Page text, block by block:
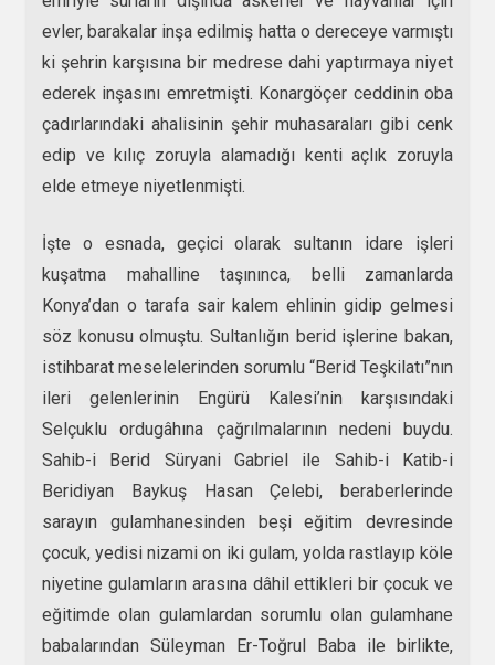
evler, barakalar inşa edilmiş hatta o dereceye varmıştı
ki şehrin karşısına bir medrese dahi yaptırmaya niyet
ederek inşasını emretmişti. Konargöçer ceddinin oba
çadırlarındaki ahalisinin şehir muhasaraları gibi cenk
edip ve kılıç zoruyla alamadığı kenti açlık zoruyla
elde etmeye niyetlenmişti.
İşte o esnada, geçici olarak sultanın idare işleri
kuşatma mahalline taşınınca, belli zamanlarda
Konya’dan o tarafa sair kalem ehlinin gidip gelmesi
söz konusu olmuştu. Sultanlığın berid işlerine bakan,
istihbarat meselelerinden sorumlu “Berid Teşkilatı”nın
ileri gelenlerinin Engürü Kalesi’nin karşısındaki
Selçuklu ordugâhına çağrılmalarının nedeni buydu.
Sahib-i Berid Süryani Gabriel ile Sahib-i Katib-i
Beridiyan Baykuş Hasan Çelebi, beraberlerinde
sarayın gulamhanesinden beşi eğitim devresinde
çocuk, yedisi nizami on iki gulam, yolda rastlayıp köle
niyetine gulamların arasına dâhil ettikleri bir çocuk ve
eğitimde olan gulamlardan sorumlu olan gulamhane
babalarından Süleyman Er-Toğrul Baba ile birlikte,